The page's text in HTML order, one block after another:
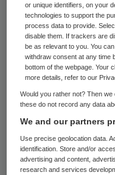
beeld: treety/Stock.adobe.com
Het gewogen
or unique identifiers, on your
technologies to support the
process data to provide.
disable them. If trackers are
be as relevant to you. You
withdraw consent at any time
bottom of the webpage. Your
more details, refer to our
Would you rather not? Then we
these do not record any data
We and our partners
Use precise geolocation data.
identification. Store and/or
advertising and content,
research and services